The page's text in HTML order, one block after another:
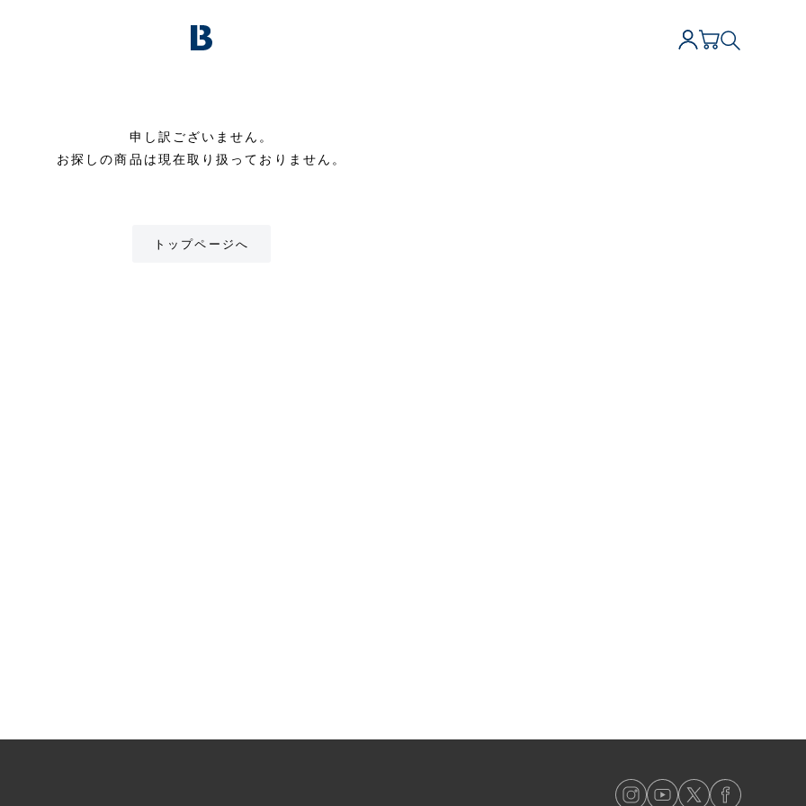
申し訳ございません。
お探しの商品は現在取り扱っておりません。
トップページへ